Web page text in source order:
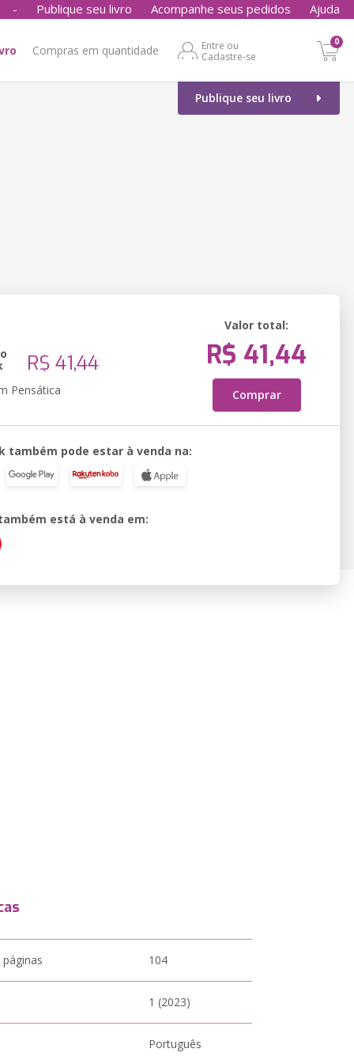
- Publique seu livro Acompanhe seus pedidos Ajuda
Compras em quantidade
Entre ou
Cadastre-se
0
Publique seu livro
R$ 41,44
Pensática
Valor total:
R$ 41,44
Comprar
também pode estar à venda na:
está à venda em:
104
1 (2023)
Português